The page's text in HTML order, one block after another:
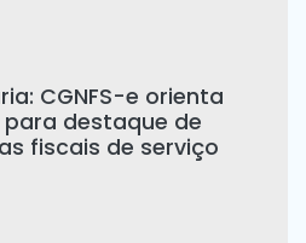
CGNFS-e orienta
destaque de
fiscais de serviço